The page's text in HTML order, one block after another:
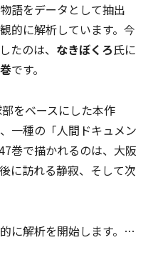
語をデータとして抽出
的に解析しています。今
たのは、 なきぼくろ氏に
です。
をベースにした本作
一種の「人間ドキュメン
巻で描かれるのは、大阪
に訪れる静寂、そして次
に解析を開始します。…